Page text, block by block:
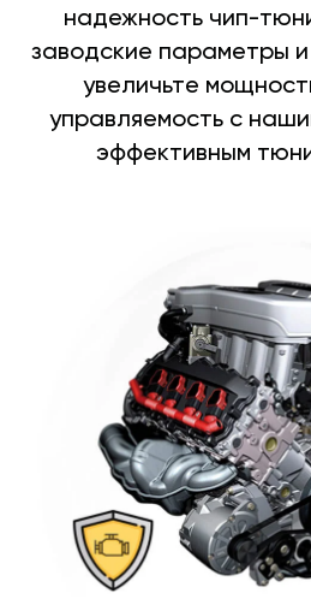
надежность чип-
заводские параметры
увеличьте
управляемость с
эффективным